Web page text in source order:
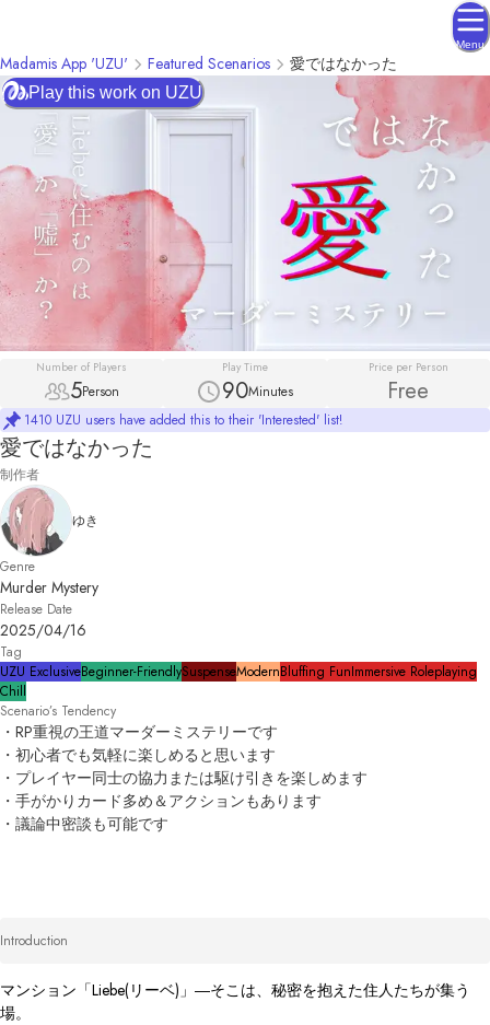
Menu
Madamis App 'UZU' Featured Scenarios 愛ではなかった
Number of Players
5Person
Play Time
90Minutes
Price per Person
Free
1410 UZU users have added this to their 'Interested' list!
Play this work on UZU
愛ではなかった
制作者
ゆき
Genre
Murder Mystery
Release Date
2025/04/16
Tag
UZU ExclusiveBeginner-FriendlySuspenseModernBluffing FunImmersive Roleplaying
Chill
Scenario’s Tendency
・RP重視の王道マーダーミステリーです
・初心者でも気軽に楽しめると思います
・プレイヤー同士の協力または駆け引きを楽しめます
・手がかりカード多め＆アクションもあります
・議論中密談も可能です
Introduction
マンション「Liebe(リーベ)」―そこは、秘密を抱えた住人たちが集う
場。